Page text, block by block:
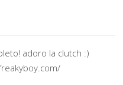
adoro la clutch :)